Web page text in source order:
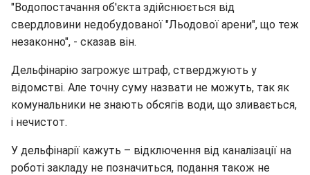
"Водопостачання об'єкта здійснюється від
свердловини недобудованої "Льодової арени", що теж
незаконно", - сказав він.
Дельфінарію загрожує штраф, стверджують у
відомстві. Але точну суму назвати не можуть, так як
комунальники не знають обсягів води, що зливається,
і нечистот.
У дельфінарії кажуть – відключення від каналізації на
роботі закладу не позначиться, подання також не